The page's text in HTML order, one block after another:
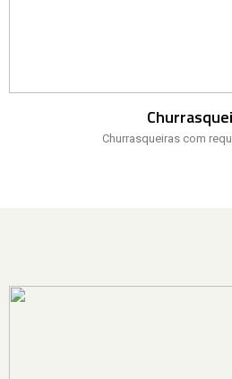
Churrasqueiras com